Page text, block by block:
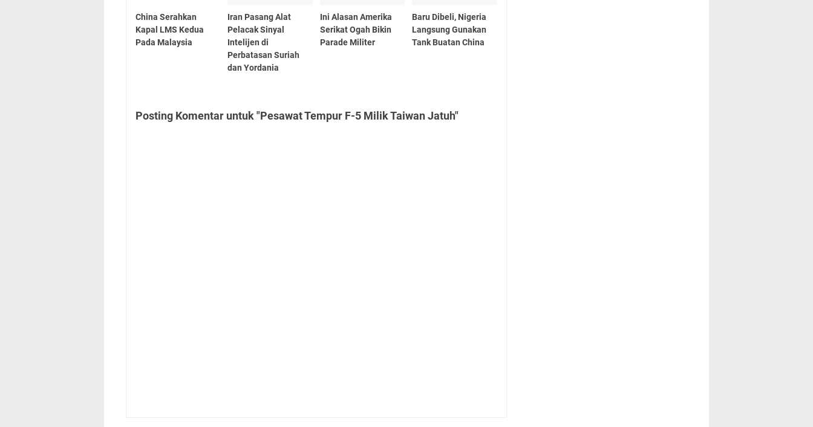
China Serahkan
Kapal LMS Kedua
Pada Malaysia
Iran Pasang Alat
Pelacak Sinyal
Intelijen di
Perbatasan Suriah
dan Yordania
Ini Alasan Amerika
Serikat Ogah Bikin
Parade Militer
Baru Dibeli, Nigeria
Langsung Gunakan
Tank Buatan China
Posting Komentar untuk "Pesawat Tempur F-5 Milik Taiwan Jatuh"